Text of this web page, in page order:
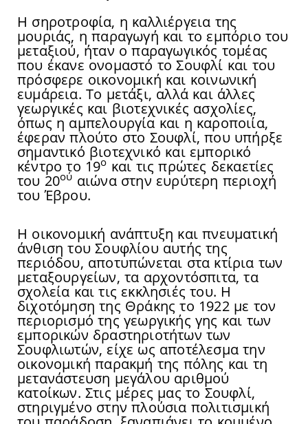
Η σηροτροφία, η καλλιέργεια της
μουριάς, η παραγωγή και το εμπόριο του
μεταξιού, ήταν ο παραγωγικός τομέας
που έκανε ονομαστό το Σουφλί και του
πρόσφερε οικονομική και κοινωνική
ευμάρεια. Το μετάξι, αλλά και άλλες
γεωργικές και βιοτεχνικές ασχολίες,
όπως η αμπελουργία και η καροποιία,
έφεραν πλούτο στο Σουφλί, που υπήρξε
σημαντικό βιοτεχνικό και εμπορικό
κέντρο το 19ο και τις πρώτες δεκαετίες
του 20ού αιώνα στην ευρύτερη περιοχή
του Έβρου.
Η οικονομική ανάπτυξη και πνευματική
άνθιση του Σουφλίου αυτής της
περιόδου, αποτυπώνεται στα κτίρια των
μεταξουργείων, τα αρχοντόσπιτα, τα
σχολεία και τις εκκλησιές του. Η
διχοτόμηση της Θράκης το 1922 με τον
περιορισμό της γεωργικής γης και των
εμπορικών δραστηριοτήτων των
Σουφλιωτών, είχε ως αποτέλεσμα την
οικονομική παρακμή της πόλης και τη
μετανάστευση μεγάλου αριθμού
κατοίκων. Στις μέρες μας το Σουφλί,
στηριγμένο στην πλούσια πολιτισμική